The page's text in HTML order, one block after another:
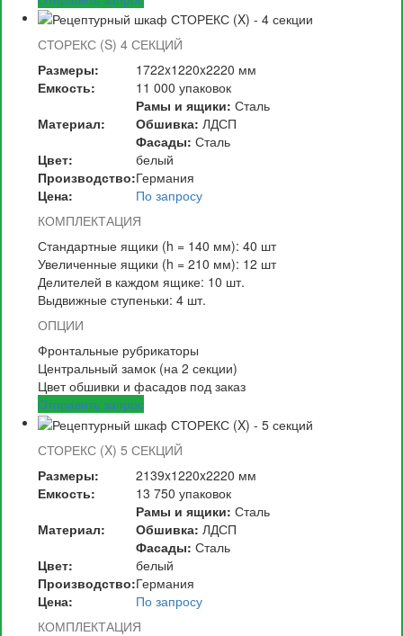
СТОРЕКС (S) 4 СЕКЦИЙ
Размеры:
1722x1220x2220 мм
Емкость:
11 000 упаковок
Материал:
Рамы и ящики: Сталь
Обшивка: ЛДСП
Фасады: Сталь
Цвет:
белый
Производство:Германия
Цена:
По запросу
КОМПЛЕКТАЦИЯ
Стандартные ящики (h = 140 мм): 40 шт
Увеличенные ящики (h = 210 мм): 12 шт
Делителей в каждом ящике: 10 шт.
Выдвижные ступеньки: 4 шт.
ОПЦИИ
Фронтальные рубрикаторы
Центральный замок (на 2 секции)
Цвет обшивки и фасадов под заказ
Отправить запрос
СТОРЕКС (X) 5 СЕКЦИЙ
Размеры:
2139x1220x2220 мм
Емкость:
13 750 упаковок
Материал:
Рамы и ящики: Сталь
Обшивка: ЛДСП
Фасады: Сталь
Цвет:
белый
Производство:Германия
Цена:
По запросу
КОМПЛЕКТАЦИЯ